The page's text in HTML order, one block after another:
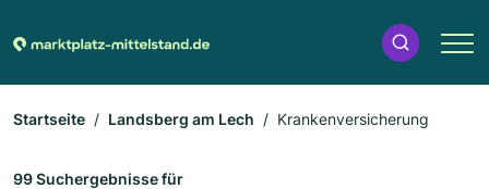
Startseite Landsberg am Lech Krankenversicherung
99 Suchergebnisse für